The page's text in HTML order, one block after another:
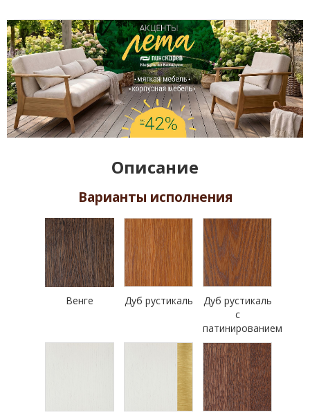
Описание
Варианты исполнения
Венге Дуб рустикаль
Дуб рустикаль
с
патинированием